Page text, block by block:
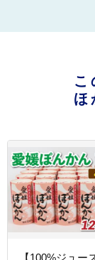
こ
ほ
【100%ジュー